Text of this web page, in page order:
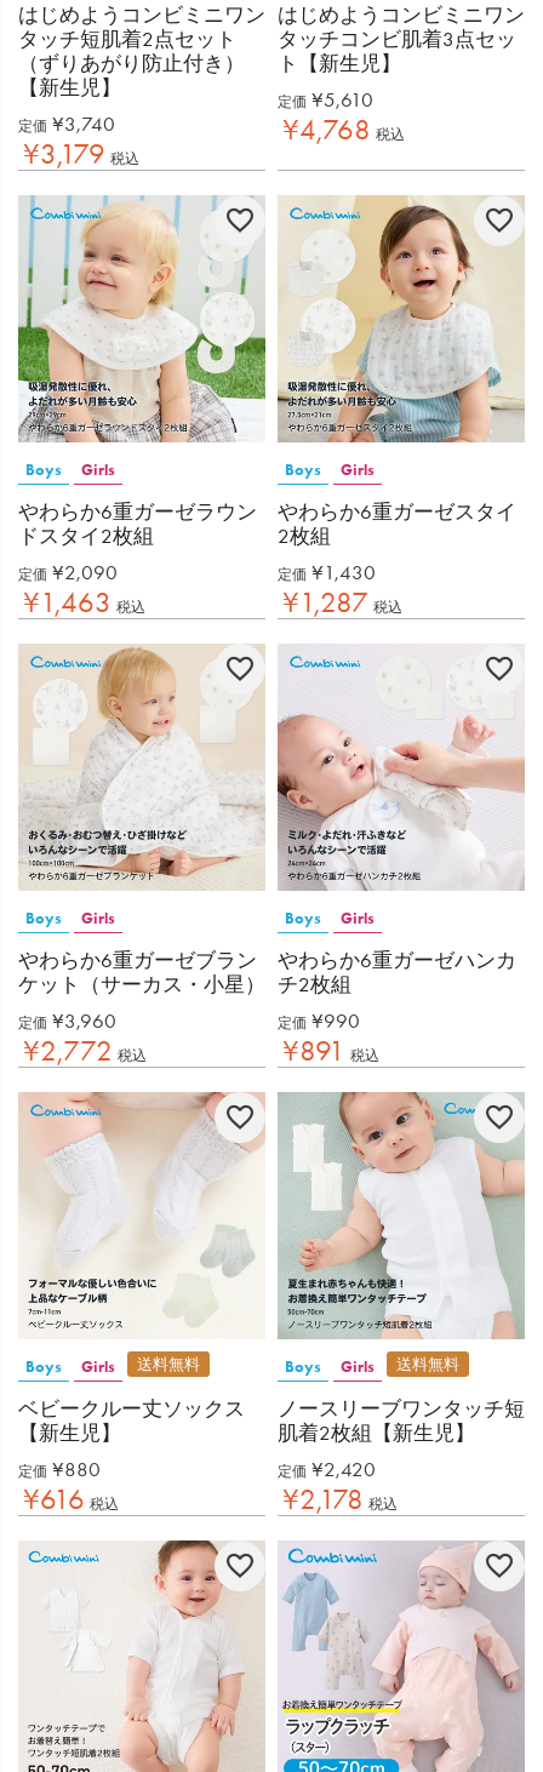
はじめようコンビミニワン
タッチ短肌着2点セット
（ずりあがり防止付き）
【新生児】
定価 ¥3,740
¥3,179 税込
はじめようコンビミニワン
タッチコンビ肌着3点セッ
ト【新生児】
定価 ¥5,610
¥4,768 税込
Boys Girls
やわらか6重ガーゼラウン
ドスタイ2枚組
定価 ¥2,090
¥1,463 税込
Boys Girls
やわらか6重ガーゼスタイ
2枚組
定価 ¥ 1,430
¥1,287 税込
Boys Girls
やわらか6重ガーゼブラン
ケット（サーカス・小星）
定価 ¥3,960
¥2,772 税込
Boys Girls
やわらか6重ガーゼハンカ
チ2枚組
定価 ¥990
¥891 税込
Boys Girls 送料無料
ベビークルー丈ソックス
【新生児】
定価 ¥880
¥616 税込
Boys Girls 送料無料
ノースリーブワンタッチ短
肌着2枚組【新生児】
定価 ¥2,420
¥2,178 税込